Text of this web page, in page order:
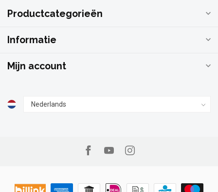
Productcategorieën
Informatie
Mijn account